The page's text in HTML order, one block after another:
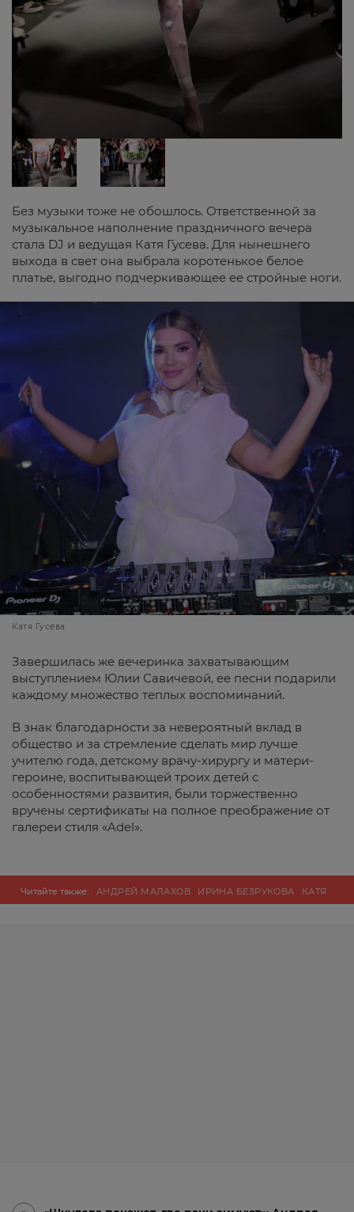
Без музыки тоже не обошлось. Ответственной за
музыкальное наполнение праздничного вечера
стала DJ и ведущая Катя Гусева. Для нынешнего
выхода в свет она выбрала коротенькое белое
платье, выгодно подчеркивающее ее стройные ноги.
Катя Гусева
Завершилась же вечеринка захватывающим
выступлением Юлии Савичевой, ее песни подарили
каждому множество теплых воспоминаний.
В знак благодарности за невероятный вклад в
общество и за стремление сделать мир лучше
учителю года, детскому врачу-хирургу и матери-
героине, воспитывающей троих детей с
особенностями развития, были торжественно
вручены сертификаты на полное преображение от
галереи стиля «Adel».
Читайте также: АНДРЕЙ МАЛАХОВ ИРИНА БЕЗРУКОВА
КАТЯ
ЛЕЛЬ